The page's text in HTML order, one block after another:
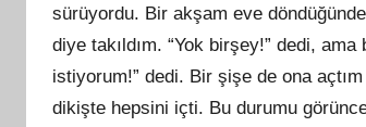
sürüyordu. Bir akşam eve
diye takıldım. “Yok birşey!” dedi,
istiyorum!” dedi. Bir şişe de ona
dikişte hepsini içti. Bu durumu